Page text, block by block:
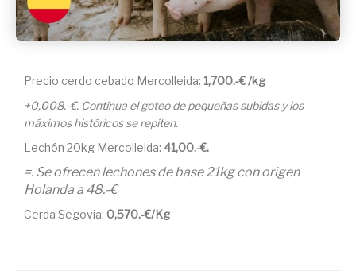
Precio cerdo cebado Mercolleida: 1,700.-€ /kg
+0,008.-€. Continua el goteo de pequeñas subidas y los
máximos históricos se repiten.
Lechón 20kg Mercolleida: 41,00.-€.
=. Se ofrecen lechones de base 21kg con origen
Holanda a 48.-€
Cerda Segovia: 0,570.-€/Kg